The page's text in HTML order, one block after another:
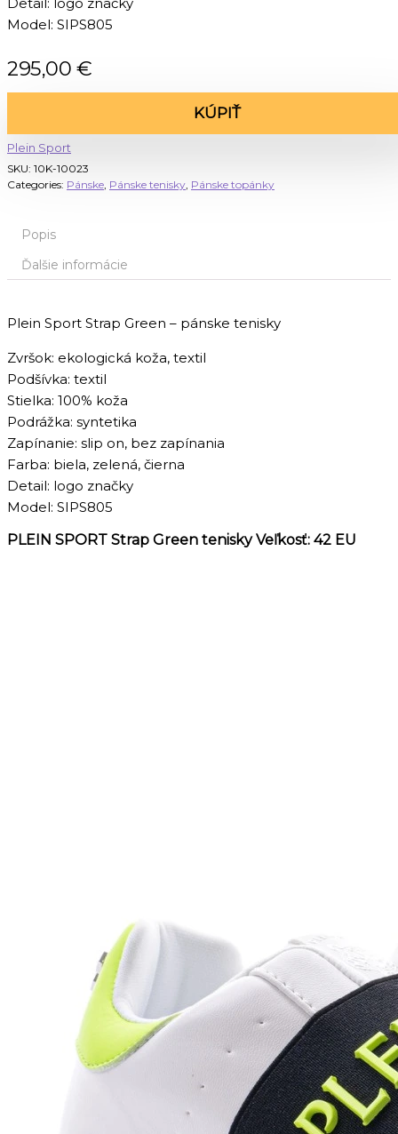
Model: SIPS805
295,00 €
KÚPIŤ
Plein Sport
SKU: 10K-10023
Categories: Pánske Pánske tenisky Pánske topánky
Popis
Ďalšie informácie
Plein Sport Strap Green – pánske tenisky
Zvršok: ekologická koža, textil
Podšívka: textil
Stielka: 100% koža
Podrážka: syntetika
Zapínanie: slip on, bez zapínania
Farba: biela, zelená, čierna
Detail: logo značky
Model: SIPS805
PLEIN SPORT Strap Green tenisky Veľkosť: 42 EU